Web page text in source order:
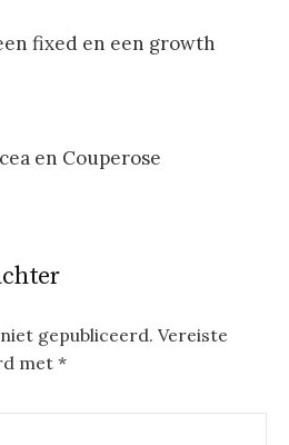
fixed en een growth
en Couperose
gepubliceerd. Vereiste
met *